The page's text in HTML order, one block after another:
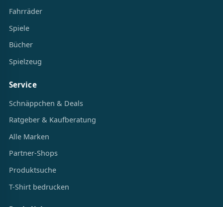
Fahrräder
Spiele
Bücher
Spielzeug
Service
Schnäppchen & Deals
Ratgeber & Kaufberatung
Alle Marken
Partner-Shops
Produktsuche
T-Shirt bedrucken